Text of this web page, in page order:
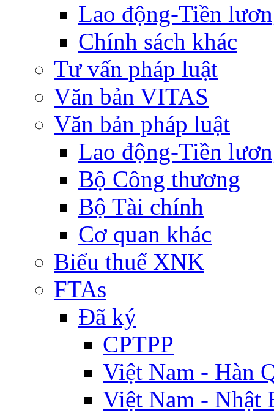
Lao động-Tiền
Chính sách khác
Tư vấn pháp luật
Văn bản VITAS
Văn bản pháp luật
Lao động-Tiền
Bộ Công thương
Bộ Tài chính
Cơ quan khác
Biểu thuế XNK
FTAs
Đã ký
CPTPP
Việt Nam - Hàn
Việt Nam - Nhật